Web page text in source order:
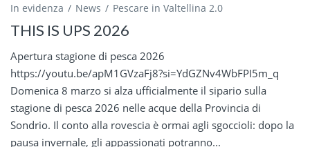
In evidenza News Pescare in Valtellina 2.0
THIS IS UPS 2026
Apertura stagione di pesca 2026
https://youtu.be/apM1GVzaFj8?si=YdGZNv4WbFPI5m_q
Domenica 8 marzo si alza ufficialmente il sipario sulla
stagione di pesca 2026 nelle acque della Provincia di
Sondrio. Il conto alla rovescia è ormai agli sgoccioli: dopo la
pausa invernale, gli appassionati potranno...